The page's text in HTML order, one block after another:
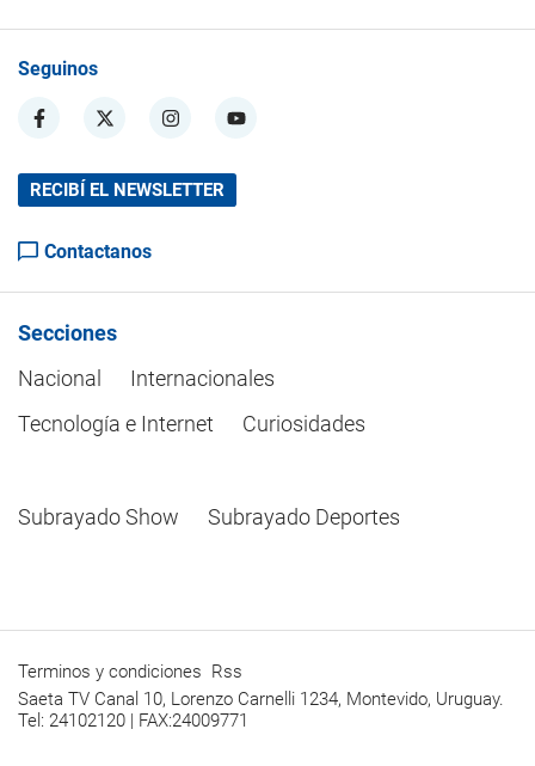
Seguinos
RECIBÍ EL NEWSLETTER
Contactanos
Secciones
Nacional
Internacionales
Tecnología e Internet
Curiosidades
Subrayado Show Subrayado Deportes
Terminos y condiciones Rss
Saeta TV Canal 10, Lorenzo Carnelli 1234, Montevido, Uruguay.
Tel: 24102120 | FAX:24009771